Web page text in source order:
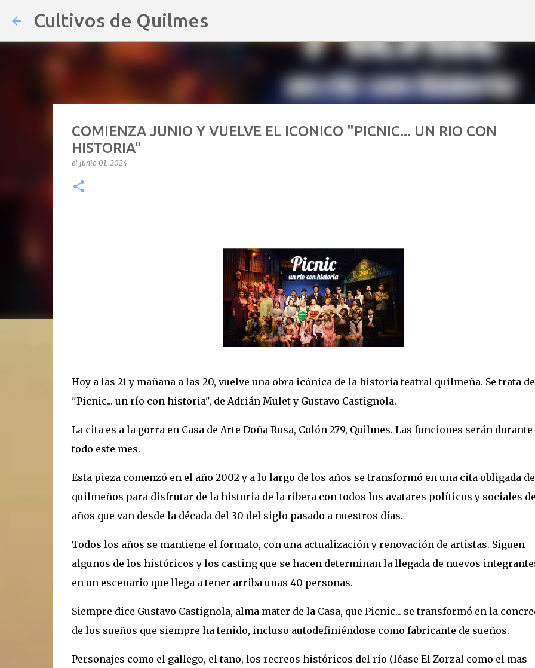
Cultivos de Quilmes
COMIENZA JUNIO Y VUELVE EL ICONICO "PICNIC... UN RIO CON
HISTORIA"
el junio 01, 2024
Hoy a las 21 y mañana a las 20, vuelve una obra icónica de la historia teatral quilmeña. Se trata de
"Picnic... un río con historia", de Adrián Mulet y Gustavo Castignola.
La cita es a la gorra en Casa de Arte Doña Rosa, Colón 279, Quilmes. Las funciones serán durante
todo este mes.
Esta pieza comenzó en el año 2002 y a lo largo de los años se transformó en una cita obligada
quilmeños para disfrutar de la historia de la ribera con todos los avatares políticos y sociales
años que van desde la década del 30 del siglo pasado a nuestros días.
Todos los años se mantiene el formato, con una actualización y renovación de artistas. Siguen
algunos de los históricos y los casting que se hacen determinan la llegada de nuevos
en un escenario que llega a tener arriba unas 40 personas.
Siempre dice Gustavo Castignola, alma mater de la Casa, que Picnic... se transformó en la
de los sueños que siempre ha tenido, incluso autodefiniéndose como fabricante de sueños.
Personajes como el gallego, el tano, los recreos históricos del río (léase El Zorzal como el mas